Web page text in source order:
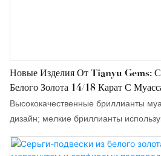
Новые Изделия От Tianyu Gems:
Белого Золота 14/18 Карат С
Бриллиантами Для Повседневного
Высококачественные бриллианты
дизайн; мелкие бриллианты